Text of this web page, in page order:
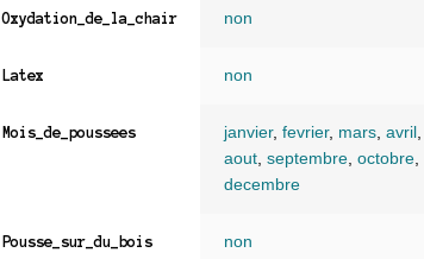
Oxydation_de_la_chair non
Latex non
Mois_de_poussees janvier, fevrier, mars, avril ,
aout, septembre, octobre,
decembre
Pousse_sur_du_bois non